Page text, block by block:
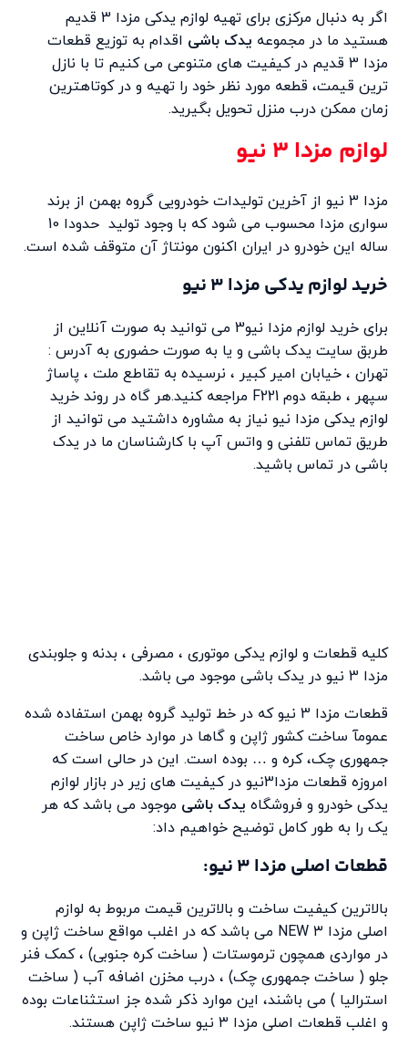
اگر به دنبال مرکزی برای تهیه لوازم یدکی مزدا 3 قدیم
هستید ما در مجموعه یدک باشی اقدام به توزیع قطعات
مزدا 3 قدیم در کیفیت های متنوعی می کنیم تا با نازل
ترین قیمت، قطعه مورد نظر خود را تهیه و در کوتاهترین
زمان ممکن درب منزل تحویل بگیرید.
لوازم مزدا 3 نیو
مزدا 3 نیو از آخرین تولیدات خودرویی گروه بهمن از برند
سواری مزدا محسوب می شود که با وجود تولید حدودا 10
ساله این خودرو در ایران اکنون مونتاژ آن متوقف شده است.
خرید لوازم یدکی مزدا 3 نیو
برای خرید لوازم مزدا نیو3 می توانید به صورت آنلاین از
طربق سایت یدک باشی و یا به صورت حضوری به آدرس :
تهران ، خیابان امیر کبیر ، نرسیده به تقاطع ملت ، پاساژ
سپهر ، طبقه دوم F221 مراجعه کنید.هر گاه در روند خرید
لوازم یدکی مزدا نیو نیاز به مشاوره داشتید می توانید از
طریق تماس تلفنی و واتس آپ با کارشناسان ما در یدک
باشی در تماس باشید.
کلیه قطعات و لوازم یدکی موتوری ، مصرفی ، بدنه و جلوبندی
مزدا 3 نیو در یدک باشی موجود می باشد.
قطعات مزدا 3 نیو که در خط تولید گروه بهمن استفاده شده
عمومآ ساخت کشور ژاپن و گاها در موارد خاص ساخت
جمهوری چک، کره و … بوده است. این در حالی است که
امروزه قطعات مزدا3نیو در کیفیت های زیر در بازار لوازم
یدکی خودرو و فروشگاه یدک باشی موجود می باشد که هر
یک را به طور کامل توضیح خواهیم داد:
قطعات اصلی مزدا 3 نیو:
بالاترین کیفیت ساخت و بالاترین قیمت مربوط به لوازم
اصلی مزدا ۳ NEW می باشد که در اغلب مواقع ساخت ژاپن و
در مواردی همچون ترموستات ( ساخت کره جنوبی) ، کمک فنر
جلو ( ساخت جمهوری چک) ، درب مخزن اضافه آب ( ساخت
استرالیا ) می باشند، این موارد ذکر شده جز استثناعات بوده
و اغلب قطعات اصلی مزدا ۳ نیو ساخت ژاپن هستند.